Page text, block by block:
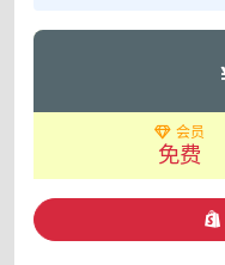
会员
免费